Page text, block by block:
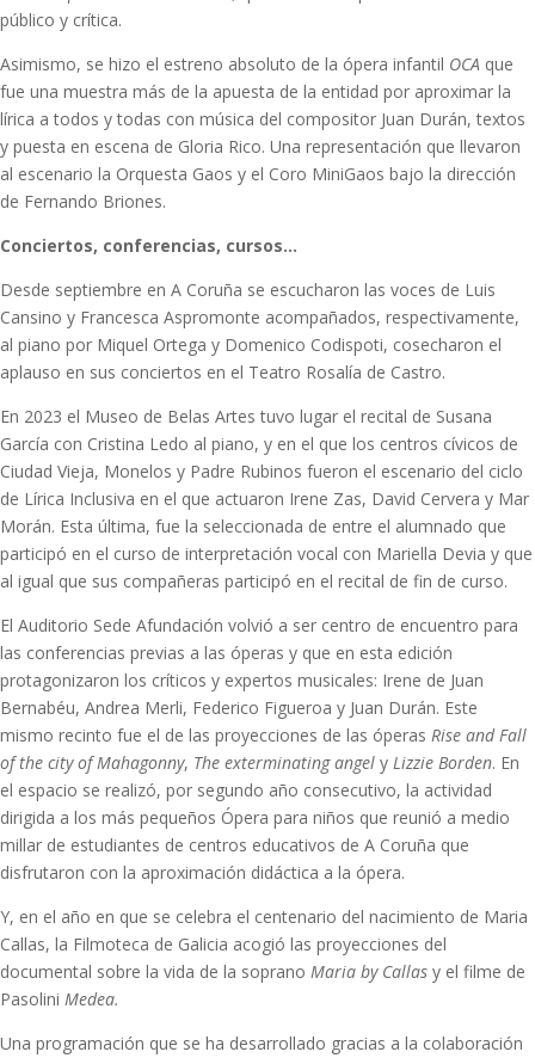
público y crítica.
Asimismo, se hizo el estreno absoluto de la ópera infantil OCA que
fue una muestra más de la apuesta de la entidad por aproximar la
lírica a todos y todas con música del compositor Juan Durán, textos
y puesta en escena de Gloria Rico. Una representación que llevaron
al escenario la Orquesta Gaos y el Coro MiniGaos bajo la dirección
de Fernando Briones.
Conciertos, conferencias, cursos…
Desde septiembre en A Coruña se escucharon las voces de Luis
Cansino y Francesca Aspromonte acompañados, respectivamente,
al piano por Miquel Ortega y Domenico Codispoti, cosecharon el
aplauso en sus conciertos en el Teatro Rosalía de Castro.
En 2023 el Museo de Belas Artes tuvo lugar el recital de Susana
García con Cristina Ledo al piano, y en el que los centros cívicos de
Ciudad Vieja, Monelos y Padre Rubinos fueron el escenario del ciclo
de Lírica Inclusiva en el que actuaron Irene Zas, David Cervera y Mar
Morán. Esta última, fue la seleccionada de entre el alumnado que
participó en el curso de interpretación vocal con Mariella Devia y que
al igual que sus compañeras participó en el recital de fin de curso.
El Auditorio Sede Afundación volvió a ser centro de encuentro para
las conferencias previas a las óperas y que en esta edición
protagonizaron los críticos y expertos musicales: Irene de Juan
Bernabéu, Andrea Merli, Federico Figueroa y Juan Durán. Este
mismo recinto fue el de las proyecciones de las óperas Rise and Fall
of the city of Mahagonny, The exterminating angel y Lizzie Borden. En
el espacio se realizó, por segundo año consecutivo, la actividad
dirigida a los más pequeños Ópera para niños que reunió a medio
millar de estudiantes de centros educativos de A Coruña que
disfrutaron con la aproximación didáctica a la ópera.
Y, en el año en que se celebra el centenario del nacimiento de Maria
Callas, la Filmoteca de Galicia acogió las proyecciones del
documental sobre la vida de la soprano Maria by Callas y el filme de
Pasolini Medea.
Una programación que se ha desarrollado gracias a la colaboración